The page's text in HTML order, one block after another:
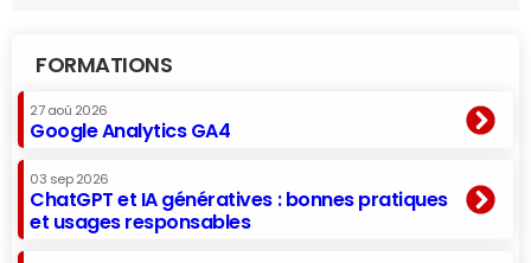
FORMATIONS
27 aoû 2026
Google Analytics GA4
03 sep 2026
ChatGPT et IA génératives : bonnes pratiques
et usages responsables